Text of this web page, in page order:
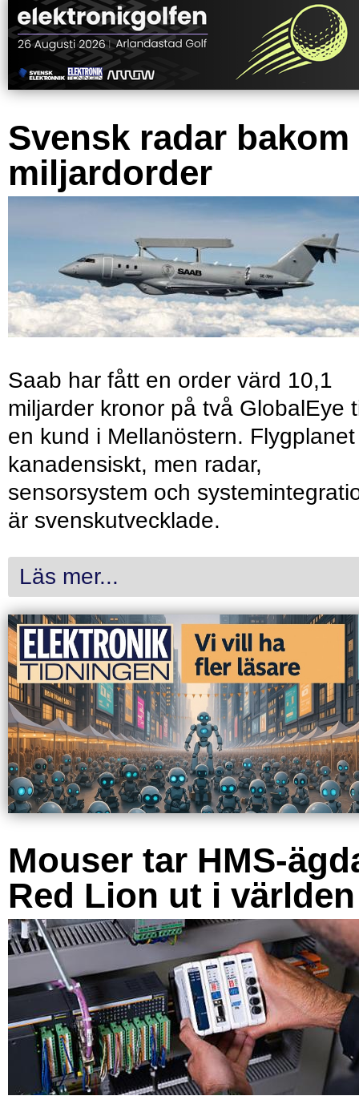
Svensk radar bakom
miljardorder
Saab har fått en order värd 10,1
miljarder kronor på två GlobalEye
en kund i Mellanöstern.
kanadensiskt, men radar,
sensorsystem och
är svenskutvecklade.
Läs mer...
Mouser tar HMS-
Red Lion ut i världen